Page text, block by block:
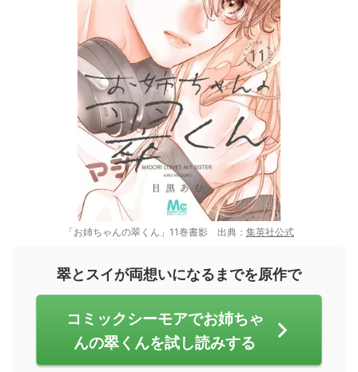
「お姉ちゃんの翠くん」11巻書影 出典： 集英社公式
翠とスイが両想いになるまでを原作で
コミックシーモアでお姉ちゃ
んの翠くんを試し読みする